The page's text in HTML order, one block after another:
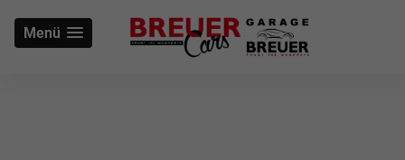
Menü